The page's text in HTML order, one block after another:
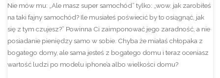
Nie mów mu: „Ale masz super samochód” tylko: „wow. jak zarobiłeś
na taki fajny samochód? Ile musiałeś poświecić by to osiągnąć, jak
się z tym czujesz?” Powinna Ci zaimponować jego zaradność, a nie
posiadanie pieniędzy samo w sobie. Chyba że miałaś chłopaka z
bogatego domy, ale sama jesteś z bogatego domu i teraz oceniasz
wartość ludzi po modelu iphone’a albo wielkości domu?